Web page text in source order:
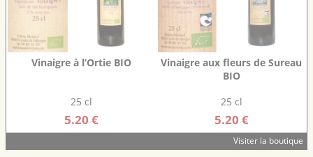
Vinaigre à l’Ortie BIO
25 cl
5.20 €
Vinaigre aux fleurs de Sureau
BIO
25 cl
5.20 €
Visiter la boutique